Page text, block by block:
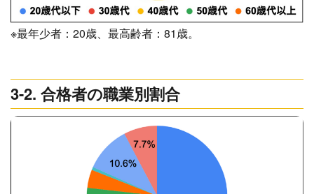
※最年少者：20歳、最高齢者：81歳。
3-2. 合格者の職業別割合